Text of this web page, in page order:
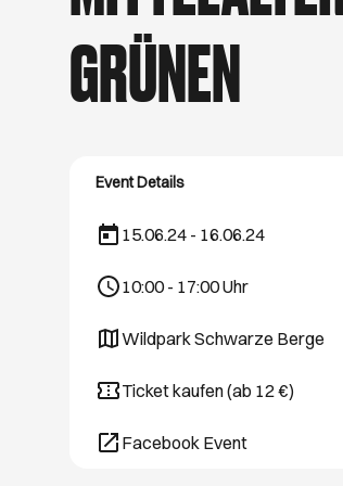
GRÜNEN
Event Details
15.06.24 - 16.06.24
10:00 - 17:00Uhr
Wildpark Schwarze Berge
Öffnet ein neues Browser-Tab
Ticket kaufen (ab 12 €)
Öffnet ein neues Browser-Tab
Facebook Event
Öffnet ein neues Browser-Tab